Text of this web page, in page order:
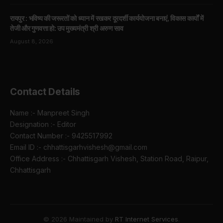
रायपुर : भविष्य की जरूरतों को ध्यान में रखकर दूरदर्शी कार्ययोजना बनाएं, विकास कार्यों में
तेजी और गुणवत्ता हो: उप मुख्यमंत्री श्री अरुण साव
August 8, 2026
Contact Details
Name :- Manpreet Singh
Designation :- Editor
Contact Number :- 9425517992
Email ID :- chhattisgarhvishesh@gmail.com
Office Address :- Chhattisgarh Vishesh, Station Road, Raipur,
Chhattisgarh
© 2026 Maintained by RT Internet Services